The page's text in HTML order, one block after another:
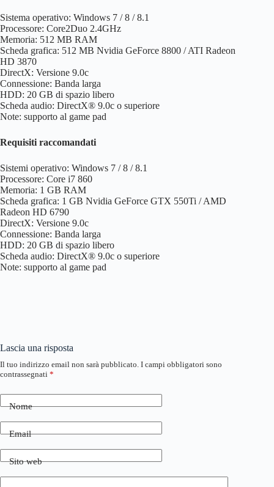
Sistema operativo: Windows 7 / 8 / 8.1
Processore: Core2Duo 2.4GHz
Memoria: 512 MB RAM
Scheda grafica: 512 MB Nvidia GeForce 8800 / ATI Radeon
HD 3870
DirectX: Versione 9.0c
Connessione: Banda larga
HDD: 20 GB di spazio libero
Scheda audio: DirectX® 9.0c o superiore
Note: supporto al game pad
Requisiti raccomandati
Sistemi operativo: Windows 7 / 8 / 8.1
Processore: Core i7 860
Memoria: 1 GB RAM
Scheda grafica: 1 GB Nvidia GeForce GTX 550Ti / AMD
Radeon HD 6790
DirectX: Versione 9.0c
Connessione: Banda larga
HDD: 20 GB di spazio libero
Scheda audio: DirectX® 9.0c o superiore
Note: supporto al game pad
Lascia una risposta
Il tuo indirizzo email non sarà pubblicato. I campi obbligatori sono
contrassegnati *
Nome
Email
Sito web